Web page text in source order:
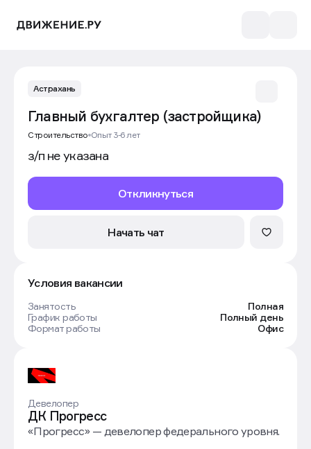
Астрахань
Главный бухгалтер (застройщика)
Строительство Опыт 3-6 лет
з/п не указана
Откликнуться
Начать чат
Условия вакансии
Занятость
Полная
График работы
Полный день
Формат работы
Офис
ДК Прогресс
Девелопер
«Прогресс» — девелопер федерального уровня.